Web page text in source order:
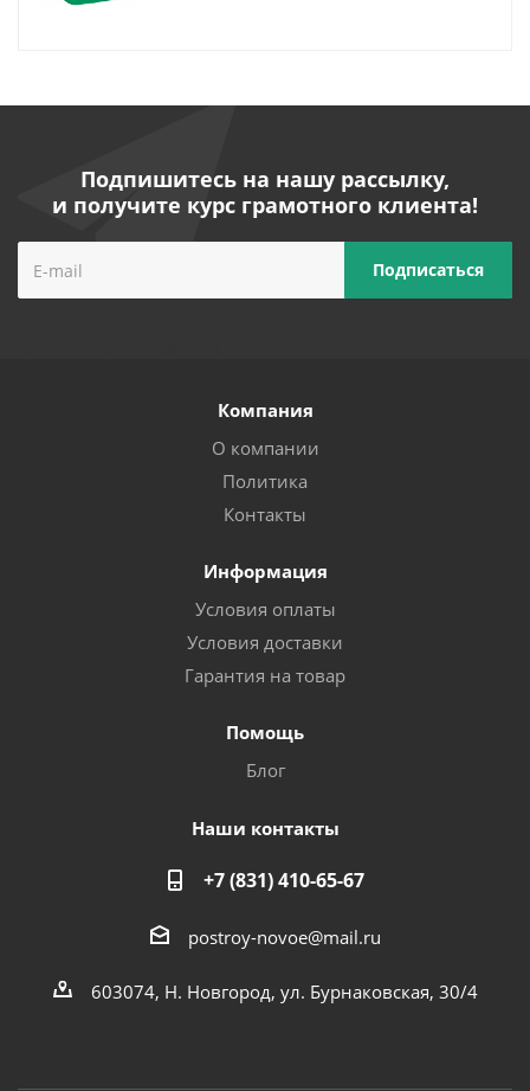
Подпишитесь на нашу рассылку,
и получите курс грамотного клиента!
Компания
О компании
Политика
Контакты
Информация
Условия оплаты
Условия доставки
Гарантия на товар
Помощь
Блог
Наши контакты
+7 (831) 410-65-67
postroy-novoe@mail.ru
603074, Н. Новгород, ул. Бурнаковская, 30/4